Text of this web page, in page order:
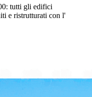
tutti gli edifici
e ristrutturati con l'